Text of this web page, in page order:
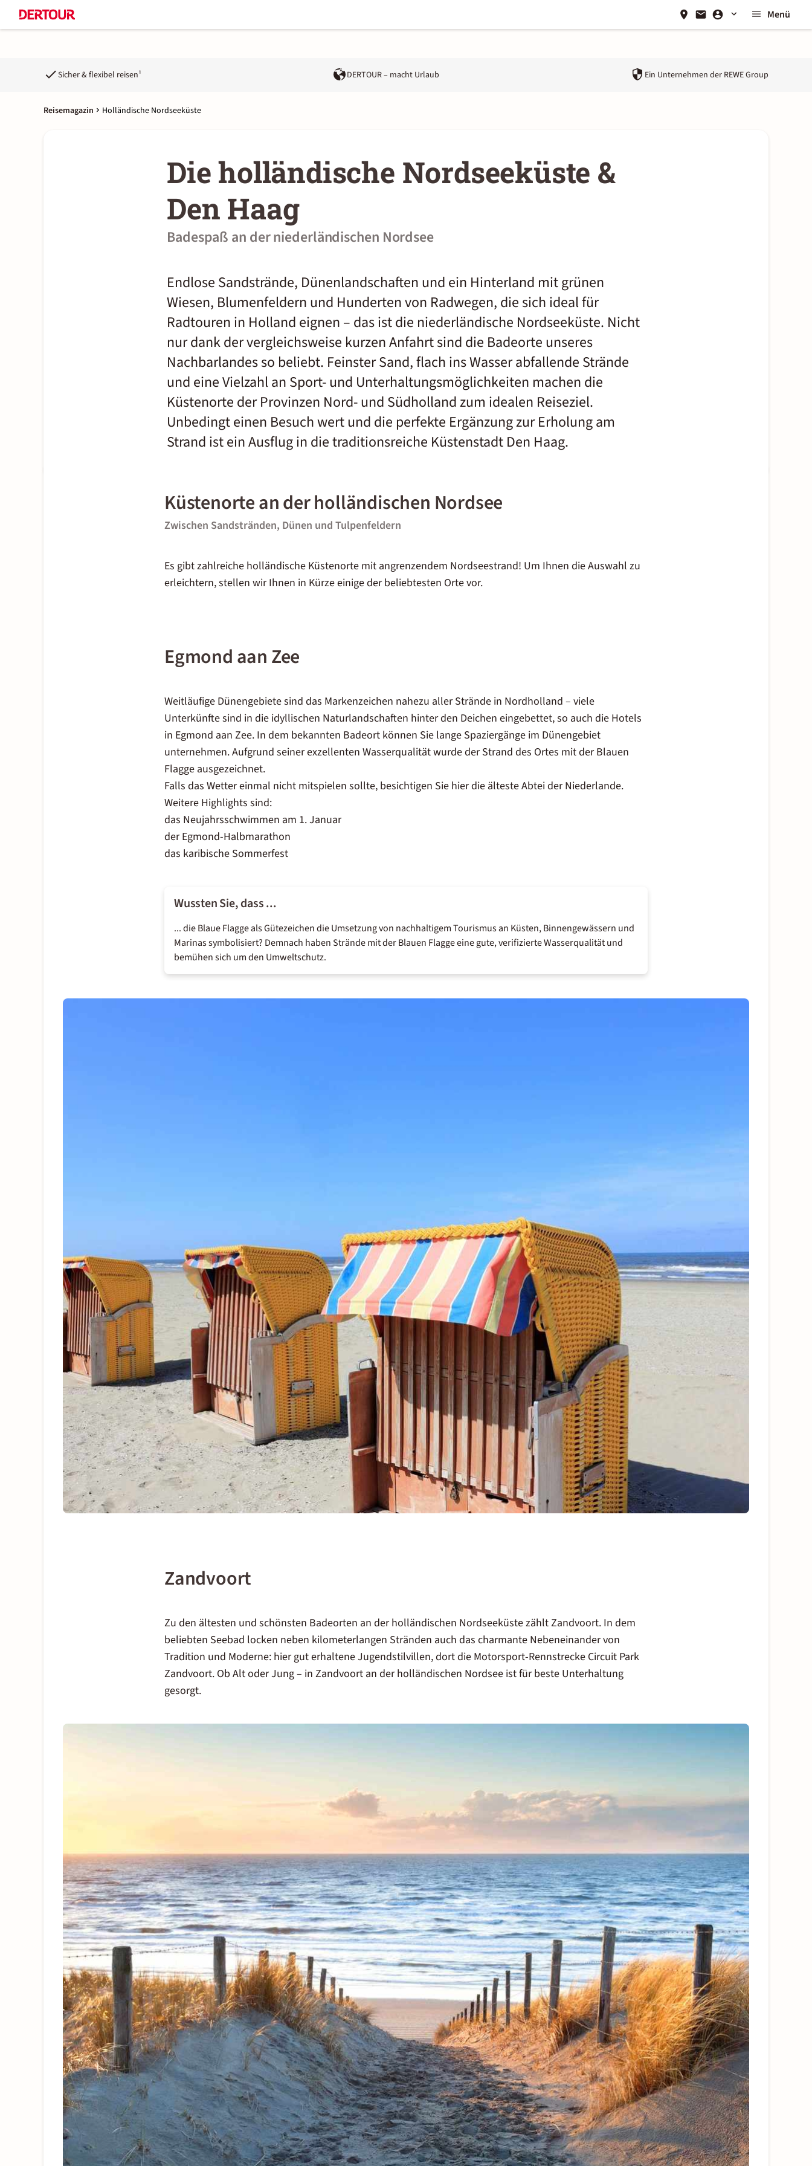
Menü
Sicher & flexibel reisen¹ DERTOUR – macht Urlaub Ein Unternehmen der REWE Group
Reisemagazin Holländische Nordseeküste
Die holländische Nordseeküste &
Den Haag
Badespaß an der niederländischen Nordsee
Endlose Sandstrände, Dünenlandschaften und ein Hinterland mit grünen
Wiesen, Blumenfeldern und Hunderten von Radwegen, die sich ideal für
Radtouren in Holland eignen – das ist die niederländische Nordseeküste. Nicht
nur dank der vergleichsweise kurzen Anfahrt sind die Badeorte unseres
Nachbarlandes so beliebt. Feinster Sand, flach ins Wasser abfallende Strände
und eine Vielzahl an Sport- und Unterhaltungsmöglichkeiten machen die
Küstenorte der Provinzen Nord- und Südholland zum idealen Reiseziel.
Unbedingt einen Besuch wert und die perfekte Ergänzung zur Erholung am
Strand ist ein Ausflug in die traditionsreiche Küstenstadt Den Haag.
Küstenorte an der holländischen Nordsee
Zwischen Sandstränden, Dünen und Tulpenfeldern
Es gibt zahlreiche holländische Küstenorte mit angrenzendem Nordseestrand! Um Ihnen die Auswahl zu
erleichtern, stellen wir Ihnen in Kürze einige der beliebtesten Orte vor.
Egmond aan Zee
Weitläufige Dünengebiete sind das Markenzeichen nahezu aller Strände in Nordholland – viele
Unterkünfte sind in die idyllischen Naturlandschaften hinter den Deichen eingebettet, so auch die Hotels
in Egmond aan Zee. In dem bekannten Badeort können Sie lange Spaziergänge im Dünengebiet
unternehmen. Aufgrund seiner exzellenten Wasserqualität wurde der Strand des Ortes mit der Blauen
Flagge ausgezeichnet.
Falls das Wetter einmal nicht mitspielen sollte, besichtigen Sie hier die älteste Abtei derNiederlande.
Weitere Highlights sind:
das Neujahrsschwimmen am 1. Januar
der Egmond-Halbmarathon
das karibische Sommerfest
Wussten Sie, dass ...
... die Blaue Flagge als Gütezeichen die Umsetzung von nachhaltigem Tourismus an Küsten, Binnengewässern und
Marinas symbolisiert? Demnach haben Strände mit der Blauen Flagge eine gute, verifizierte Wasserqualität und
bemühen sich um den Umweltschutz.
Zandvoort
Zu den ältesten und schönsten Badeorten an der holländischen Nordseeküste zählt Zandvoort. In dem
beliebten Seebad locken neben kilometerlangen Stränden auch das charmante Nebeneinander von
Tradition und Moderne: hier gut erhaltene Jugendstilvillen, dort die Motorsport-Rennstrecke Circuit Park
Zandvoort. Ob Alt oder Jung – in Zandvoort an der holländischen Nordsee ist für beste Unterhaltung
gesorgt.